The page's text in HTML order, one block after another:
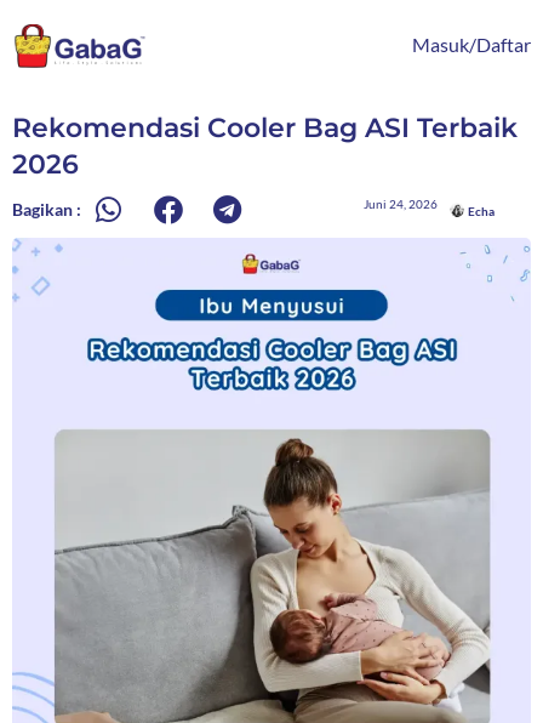
ke
konten
Masuk/Daftar
Rekomendasi Cooler Bag ASI Terbaik
2026
Bagikan : Juni 24, 2026
Echa